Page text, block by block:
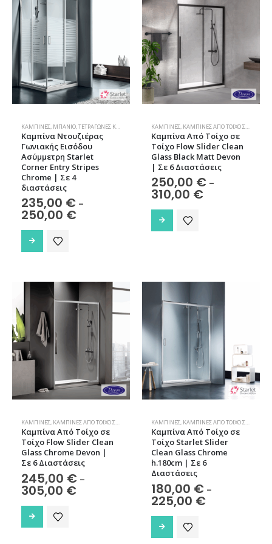
παραλλαγές.
επιλογές
μπορούν
να
επιλεγούν
στη
σελίδα
προϊόντος
παραλλαγές.
Οι
επιλογές
μπορούν
να
επιλεγούν
στη
σελίδα
προϊόντος
ΚΑΜΠΊΝΕΣ, ΜΠΆΝΙΟ,ΤΕΤΡΆΓΩΝΕΣ ΚΑΜΠΊΝΕΣ
Καμπίνα Nτουζιέρας
Γωνιακής Εισόδου
Ασύμμετρη Starlet
Corner Entry Stripes
Chrome | Σε 4
διαστάσεις
235,00 € –
250,00 €Price
Αυτό
το
πολλαπλές
παραλλαγές.
Οι
επιλογές
μπορούν
να
σελίδα
προϊόντος
ΚΑΜΠΊΝΕΣ, ΚΑΜΠΊΝΕΣ ΑΠΌ ΤΟΊΧΟ ΣΕ ΤΟΊΧΟ
Καμπίνα Από Τοίχο σε
Τοίχο Flow Slider Clean
Glass Black Matt Devon
| Σε 6 Διαστάσεις
250,00 € –
310,00 €Price
Αυτό
το
παραλλαγές.
επιλογές
να
επιλεγούν
στη
σελίδα
του
προϊόντος
ΚΑΜΠΊΝΕΣ, ΚΑΜΠΊΝΕΣ ΑΠΌ ΤΟΊΧΟ ΣΕ ΤΟΊΧΟ ΜΠΆΝΙΟ
Καμπίνα Από Τοίχο σε
Τοίχο Flow Slider Clean
Glass Chrome Devon |
Σε 6 Διαστάσεις
245,00 € –
305,00 €Price
Αυτό
ΚΑΜΠΊΝΕΣ, ΚΑΜΠΊΝΕΣ ΑΠΌ ΤΟΊΧΟ ΣΕ ΤΟΊΧΟ
Καμπίνα Από Τοίχο σε
Τοίχο Starlet Slider
Clean Glass Chrome
h.180cm | Σε 6
Διαστάσεις
180,00 € –
225,00 €Price
Αυτό